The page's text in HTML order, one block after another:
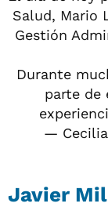
Salud, Mario
Gestión
Durante
parte de
— Cecilia
Javier